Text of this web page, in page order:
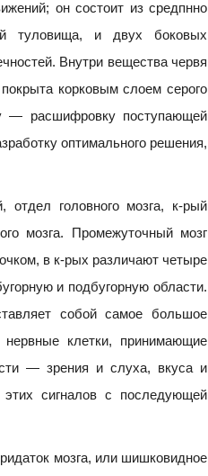
он состоит из средпнно
туловища, и двух боковых
Внутри вещества червя
корковым слоем серого
— расшифровку поступающей
оптимального решения,
головного мозга, к-рый
мозга. Промежуточный мозг
в к-рых различают четыре
и подбугорную области.
собой самое большое
нервные клетки, принимающие
— зрения и слуха, вкуса и
этих сигналов с последующей
мозга, или шишковидное